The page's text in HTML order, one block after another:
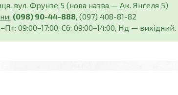
вул. Фрунзе 5 (нова назва — Ак. Янгеля 5)
(098) 90-44-888, (097) 408-81-82
09:00–17:00, Сб: 09:00–14:00, Нд — вихідний.